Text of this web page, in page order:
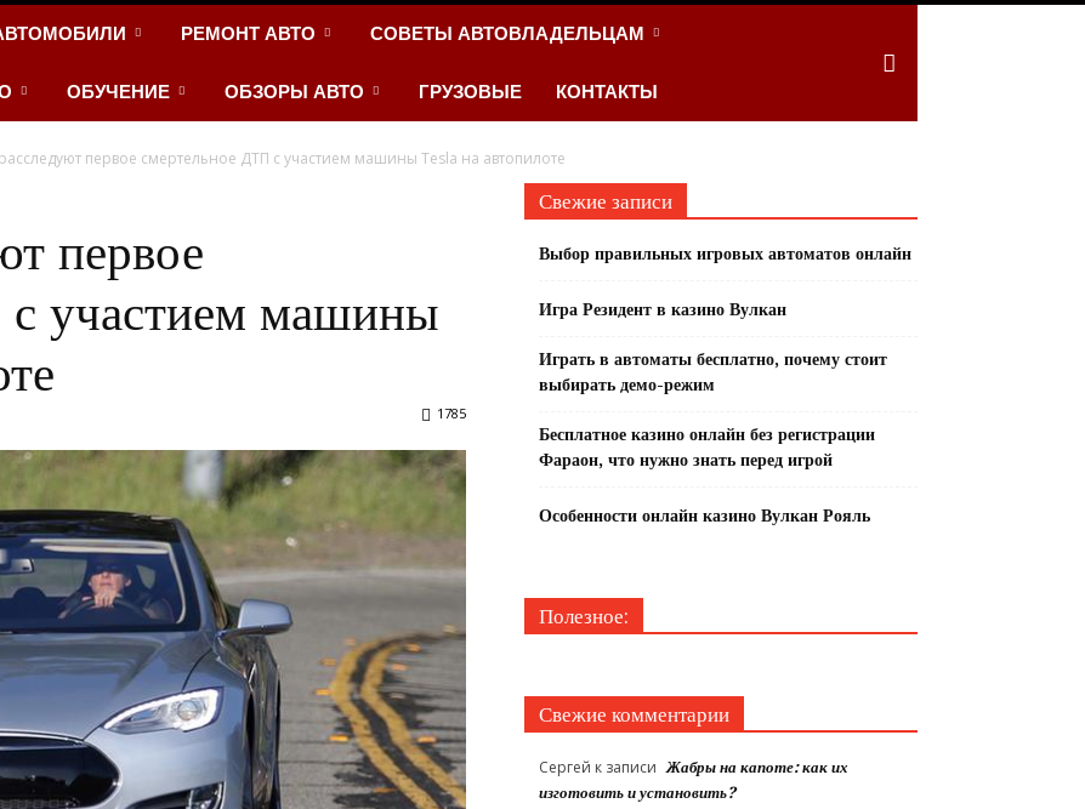
РЕМОНТ АВТО СОВЕТЫ АВТОВЛАДЕЛЬЦАМ
ОБУЧЕНИЕ ОБЗОРЫ АВТО ГРУЗОВЫЕ КОНТАКТЫ
первое смертельное ДТП с участием машины Tesla на автопилоте
первое
участием машины
1785
Свежие записи
Выбор правильных игровых автоматов онлайн
Игра Резидент в казино Вулкан
Играть в автоматы бесплатно, почему стоит
выбирать демо-режим
Бесплатное казино онлайн без регистрации
Фараон, что нужно знать перед игрой
Особенности онлайн казино Вулкан Рояль
Полезное:
Свежие комментарии
Сергей к записи Жабры на капоте: как их
изготовить и установить?